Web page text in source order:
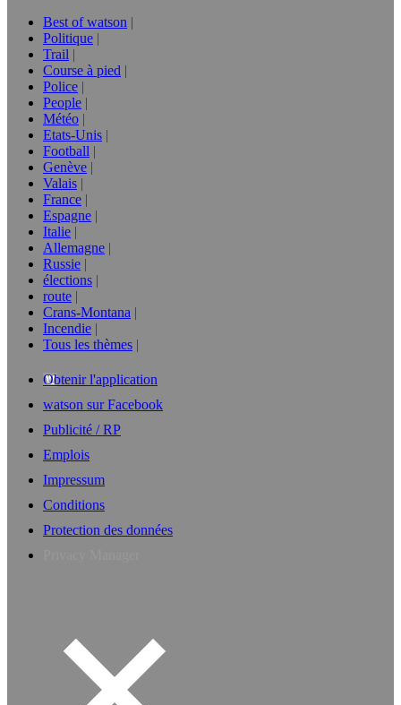
Best of watson
Politique
Trail
Course à pied
Police
People
Météo
Etats-Unis
Football
Genève
Valais
France
Espagne
Italie
Allemagne
Russie
élections
route
Crans-Montana
Incendie
Tous les thèmes
Obtenir l'application
watson sur Facebook
Publicité / RP
Emplois
Impressum
Conditions
Protection des données